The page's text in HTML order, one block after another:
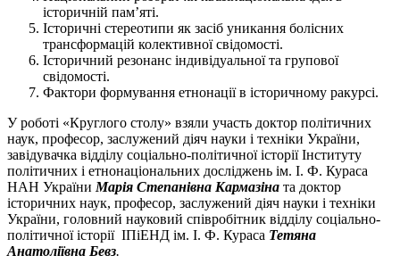
історичній пам’яті.
Історичні стереотипи як засіб уникання болісних
трансформацій колективної свідомості.
Історичний резонанс індивідуальної та групової
свідомості.
Фактори формування етнонації в історичному ракурсі.
У роботі «Круглого столу» взяли участь доктор політичних
наук, професор, заслужений діяч науки і техніки України,
завідувачка відділу соціально-політичної історії Інституту
політичних і етнонаціональних досліджень ім. І. Ф. Кураса
НАН України Марія Степанівна Кармазіна та доктор
історичних наук, професор, заслужений діяч науки і техніки
України, головний науковий співробітник відділу соціально-
політичної історії ІПіЕНД ім. І. Ф. Кураса Тетяна
Анатоліївна Бевз.